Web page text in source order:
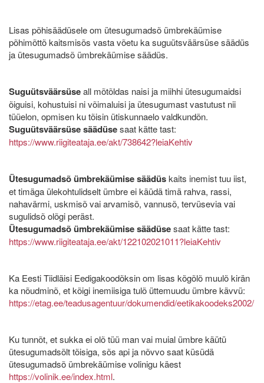
Lisas põhisäädüsele om ütesugumadsõ ümbrekäümise
põhimõttõ kaitsmisõs vasta võetu ka suguütsväärsüse säädüs
ja ütesugumadsõ ümbrekäümise säädüs.
Suguütsväärsüseall mõtõldas naisi ja miihhi ütesugumaidsi
õiguisi, kohustuisi ni võimaluisi ja ütesugumast vastutust nii
tüüelon, opmisen ku tõisin ütiskunnaelo valdkundõn.
Suguütsväärsüse säädüsesaat kätte tast:
https://www.riigiteataja.ee/akt/738642?leiaKehtiv
Ütesugumadsõ ümbrekäümise säädüskaits inemist tuu iist,
et timäga ülekohtulidselt ümbre ei käüdä timä rahva, rassi,
nahavärmi, uskmisõ vai arvamisõ, vannusõ, tervüsevia vai
sugulidsõ olõgi peräst.
Ütesugumadsõ ümbrekäümise säädüsesaat kätte tast:
https://www.riigiteataja.ee/akt/122102021011?leiaKehtiv
Ka Eesti Tiidläisi Eedigakoodõksin om lisas kõgõlõ muulõ kirän
ka nõudminõ, et kõigi inemiisiga tulõ üttemuudu ümbre kävvü:
https://etag.ee/teadusagentuur/dokumendid/eetikakoodeks2002/
Ku tunnõt, et sukka ei olõ tüü man vai muial ümbre käütü
ütesugumadsõlt tõisiga, sõs api ja nõvvo saat küsüdä
ütesugumadsõ ümbrekäümise volinigu käest
https://volinik.ee/index.html.